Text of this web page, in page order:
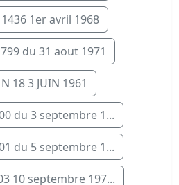
1er avril 1968
du 31 aout 1971
18 3 JUIN 1961
du 3 septembre 1...
du 5 septembre 1...
10 septembre 197...